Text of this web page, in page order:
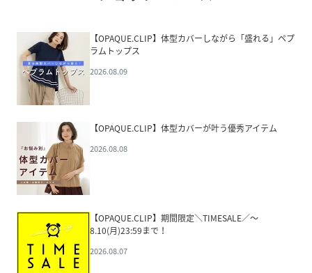
【OPAQUE.CLIP】体型カバーしながら「盛れる」ペプ
ラムトップス
2026.08.09
【OPAQUE.CLIP】体型カバーが叶う優秀アイテム
2026.08.08
【OPAQUE.CLIP】期間限定＼TIMESALE／～
8.10(月)23:59まで！
2026.08.07